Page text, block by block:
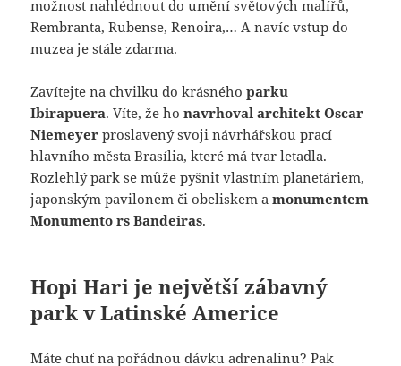
možnost nahlédnout do umění světových malířů,
Rembranta, Rubense, Renoira,… A navíc vstup do
muzea je stále zdarma.
Zavítejte na chvilku do krásnéhoparku
Ibirapuera. Víte, že honavrhoval architekt Oscar
Niemeyer proslavený svoji návrhářskou prací
hlavního města Brasília, které má tvar letadla.
Rozlehlý park se může pyšnit vlastním planetáriem,
japonským pavilonem či obeliskem amonumentem
Monumento rs Bandeiras.
Hopi Hari je největší zábavný
park v Latinské Americe
Máte chuť na pořádnou dávku adrenalinu? Pak